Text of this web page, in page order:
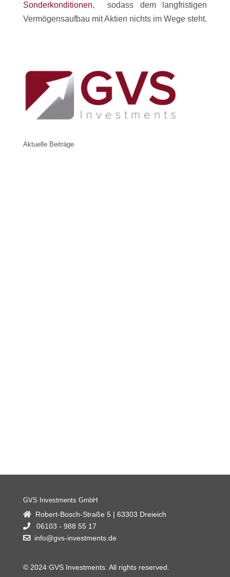
Sonderkonditionen, sodass dem langfristigen
Vermögensaufbau mit Aktien nichts im Wege steht.
Aktuelle Beiträge
GVS Investments GmbH
Robert-Bosch-Straße 5 | 63303 Dreieich
06103 - 988 55 17
info@gvs-investments.de
© 2024 GVS Investments. All rights reserved.